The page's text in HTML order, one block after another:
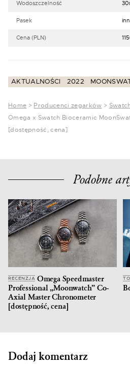
Wodoszczelność
Pasek
Cena (PLN)
AKTUALNOŚCI 2022
Home > Producenci zegarków > Swatch
Omega x Swatch Bioceramic
[dostępność, cena]
Podobne
RECENZJA Omega Speedmaster
Professional „Moonwatch” Co-
Axial Master Chronometer
[dostępność, cena]
Dodaj komentarz